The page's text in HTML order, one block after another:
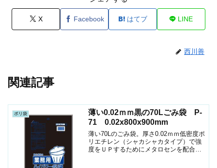
X Facebook はてブ LINE
西川善
関連記事
ポリ袋
薄い0.02ｍｍ黒の70Lごみ袋 P-
71 0.02x800x900mm
薄い70Lのごみ袋。厚さ0.02ｍｍ低密度ポ
リエチレン（シャカシャカタイプ）で強
度をＵＰするためにメタロセンを配合し